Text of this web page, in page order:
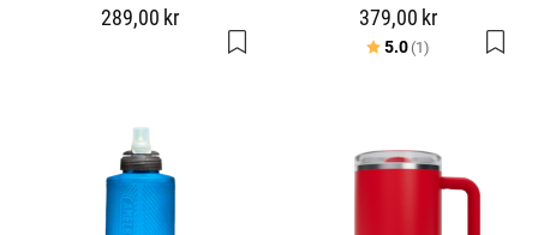
289,00 kr 379,00 kr
Betyg:
5.0(1) utav 5